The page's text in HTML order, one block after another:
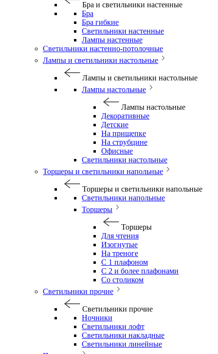
Бра и светильники настенные
Бра
Бра гибкие
Светильники настенные
Лампы настенные
Светильники настенно-потолочные
Лампы и светильники настольные
Лампы и светильники настольные
Лампы настольные
Лампы настольные
Декоративные
Детские
На прищепке
На струбцине
Офисные
Светильники настольные
Торшеры и светильники напольные
Торшеры и светильники напольные
Светильники напольные
Торшеры
Торшеры
Для чтения
Изогнутые
На треноге
С 1 плафоном
С 2 и более плафонами
Со столиком
Светильники прочие
Светильники прочие
Ночники
Светильники лофт
Светильники накладные
Светильники линейные